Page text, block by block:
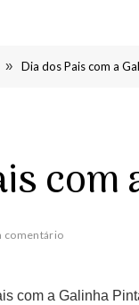
» Dia dos Pais com a
comentário
com a Galinha